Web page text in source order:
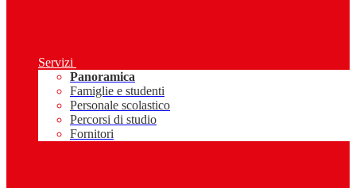
Servizi
Panoramica
Famiglie e studenti
Personale scolastico
Percorsi di studio
Fornitori